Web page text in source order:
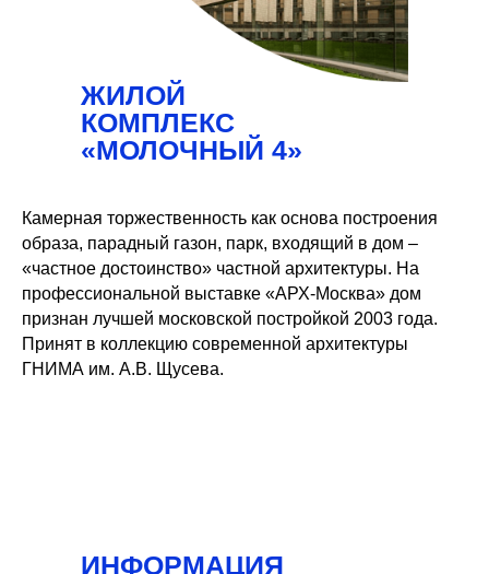
ЖИЛОЙ
КОМПЛЕКС
«МОЛОЧНЫЙ 4»
Камерная торжественность как основа построения
образа, парадный газон, парк, входящий в дом –
«частное достоинство» частной архитектуры. На
профессиональной выставке «АРХ-Москва» дом
признан лучшей московской постройкой 2003 года.
Принят в коллекцию современной архитектуры
ГНИМА им. А.В. Щусева.
ИНФОРМАЦИЯ